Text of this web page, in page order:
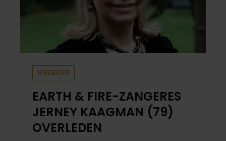
WEEKEND
EARTH & FIRE-ZANGERES
JERNEY KAAGMAN (79)
OVERLEDEN